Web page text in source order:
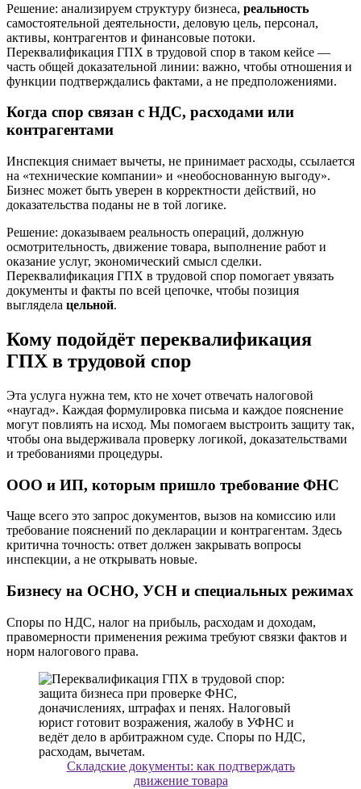
Решение: анализируем структуру бизнеса, реальность
самостоятельной деятельности, деловую цель, персонал,
активы, контрагентов и финансовые потоки.
Переквалификация ГПХ в трудовой спор в таком кейсе —
часть общей доказательной линии: важно, чтобы отношения и
функции подтверждались фактами, а не предположениями.
Когда спор связан с НДС, расходами или
контрагентами
Инспекция снимает вычеты, не принимает расходы, ссылается
на «технические компании» и «необоснованную выгоду».
Бизнес может быть уверен в корректности действий, но
доказательства поданы не в той логике.
Решение: доказываем реальность операций, должную
осмотрительность, движение товара, выполнение работ и
оказание услуг, экономический смысл сделки.
Переквалификация ГПХ в трудовой спор помогает увязать
документы и факты по всей цепочке, чтобы позиция
выглядела цельной.
Кому подойдёт переквалификация
ГПХ в трудовой спор
Эта услуга нужна тем, кто не хочет отвечать налоговой
«наугад». Каждая формулировка письма и каждое пояснение
могут повлиять на исход. Мы помогаем выстроить защиту так,
чтобы она выдерживала проверку логикой, доказательствами
и требованиями процедуры.
ООО и ИП, которым пришло требование ФНС
Чаще всего это запрос документов, вызов на комиссию или
требование пояснений по декларации и контрагентам. Здесь
критична точность: ответ должен закрывать вопросы
инспекции, а не открывать новые.
Бизнесу на ОСНО, УСН и специальных режимах
Споры по НДС, налог на прибыль, расходам и доходам,
правомерности применения режима требуют связки фактов и
норм налогового права.
Складские документы: как подтверждать
движение товара